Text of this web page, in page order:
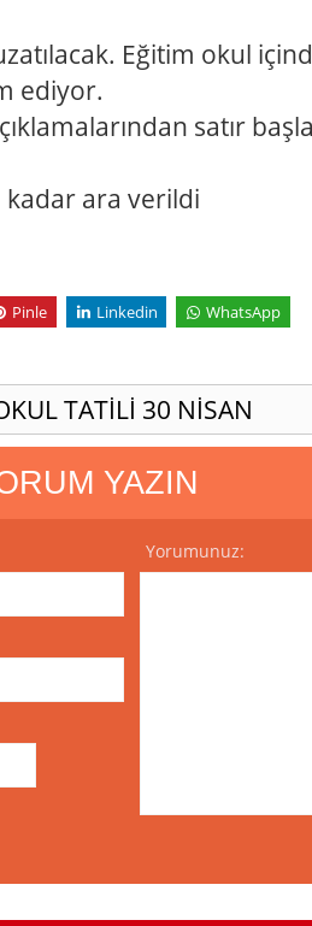
Eğitim okul
ediyor.
satır
kadar ara verildi
Pinle Linkedin WhatsApp
TATİLİ 30 NİSAN
YAZIN
Yorumunuz: